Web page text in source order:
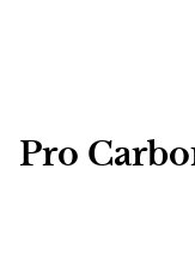
Pro